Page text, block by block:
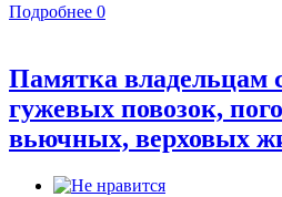
Подробнее 0
Памятка владельцам
гужевых повозок,
вьючных, верховых